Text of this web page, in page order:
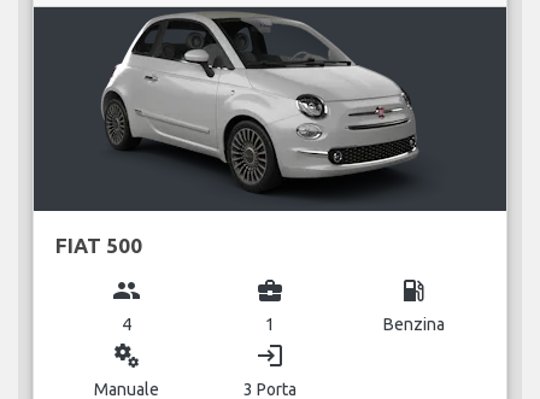
FIAT 500
group
4
business_center
1
local_gas_station
Benzina
miscellaneous_services
Manuale
login
3 Porta